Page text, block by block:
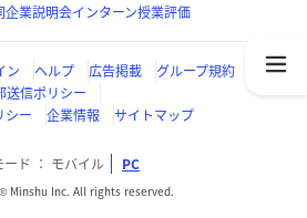
企業説明会インターン授業評価
ン ヘルプ 広告掲載
グループ規約
送信ポリシー
シー
企業情報 サイトマップ
ード モバイル PC
Minshu Inc. All rights reserved.